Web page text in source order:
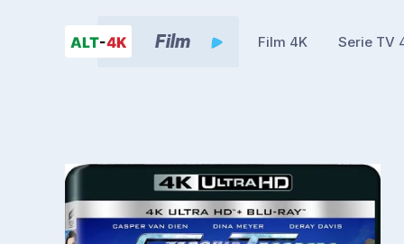
Film 4K Serie TV